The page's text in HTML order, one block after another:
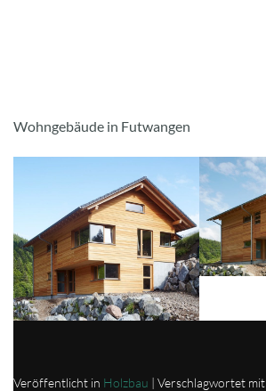
Wohngebäude in Futwangen
Veröffentlicht in Holzbau | Verschlagwortet mit